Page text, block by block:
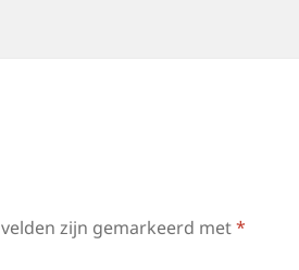
zijn gemarkeerd met*